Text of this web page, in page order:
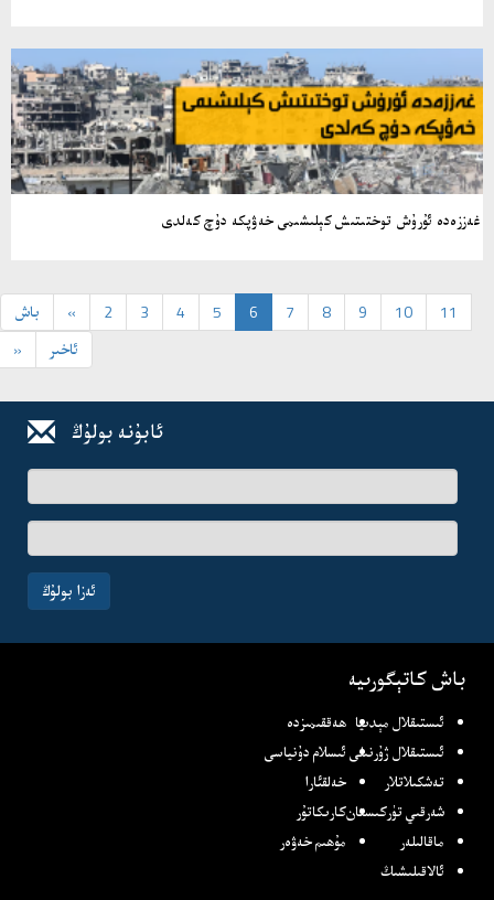
غەززەدە ئۇرۇش توختىتىش كېلىشىمى خەۋپكە دۇچ كەلدى
باش « 2 3 4 5 6 7 8 9 10
11
»
ئاخىر
ئابۇنە بولۇڭ
ئىسىم-
فامىلىڭىز
ئېلخەت
ئادرىسىڭىز
ئەزا بولۇڭ
باش كاتېگورىيە
ئىستىقلال مېدىيا ھەققىمىزدە
ئىستىقلال ژۇرنىلى ئىسلام دۇنياسى
تەشكىلاتلار
خەلقئارا
شەرقىي تۈركىستانكارىكاتۇر
ماقالىلەر
مۇھىم خەۋەر
ئالاقىلىشىڭ